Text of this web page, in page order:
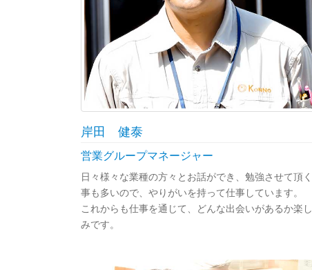
岸田 健泰
営業グループマネージャー
日々様々な業種の方々とお話ができ、勉強させて頂く
事も多いので、やりがいを持って仕事しています。
これからも仕事を通じて、どんな出会いがあるか楽し
みです。